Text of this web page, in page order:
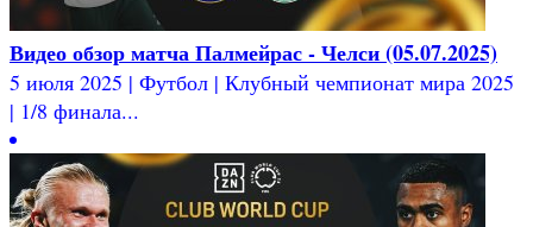
Видео обзор матча Палмейрас - Челси (05.07.2025)
5 июля 2025 | Футбол | Клубный чемпионат мира 2025
| 1/8 финала...